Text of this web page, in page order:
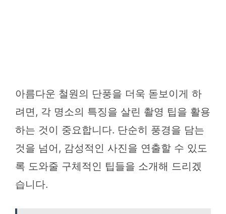
아름다운 철원의 단풍을 더욱 돋보이게 하
려면, 각 명소의 특징을 살린 촬영 팁을 활용
하는 것이 중요합니다. 단순히 풍경을 담는
것을 넘어, 감성적인 사진을 연출할 수 있도
록 도와줄 구체적인 팁들을 소개해 드리겠
습니다.